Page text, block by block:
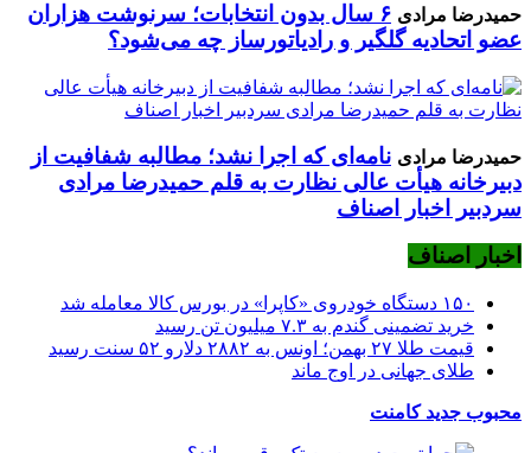
حمیدرضا مرادی
۶ سال بدون انتخابات؛ سرنوشت هزاران
عضو اتحادیه گلگیر و رادیاتورساز چه می‌شود؟
حمیدرضا مرادی نامه‌ای که اجرا نشد؛ مطالبه شفافیت از
دبیرخانه هیأت عالی نظارت به قلم حمیدرضا مرادی
سردبیر اخبار اصناف
اخبار اصناف
۱۵۰ دستگاه خودروی «کاپرا» در بورس کالا معامله شد
خرید تضمینی گندم به ۷.۳ میلیون تن رسید
قیمت طلا ۲۷ بهمن؛ اونس به ۲۸۸۲ دلارو ۵۲ سنت رسید
طلای جهانی در اوج ماند
محبوب جدیدکامنت